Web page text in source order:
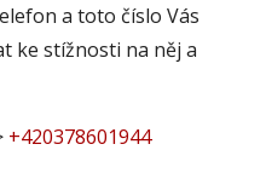
a toto číslo Vás
ke stížnosti na něj a
+420378601944